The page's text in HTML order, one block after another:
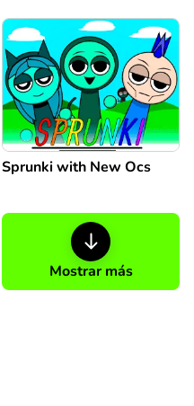
Sprunki with New Ocs
Mostrar más